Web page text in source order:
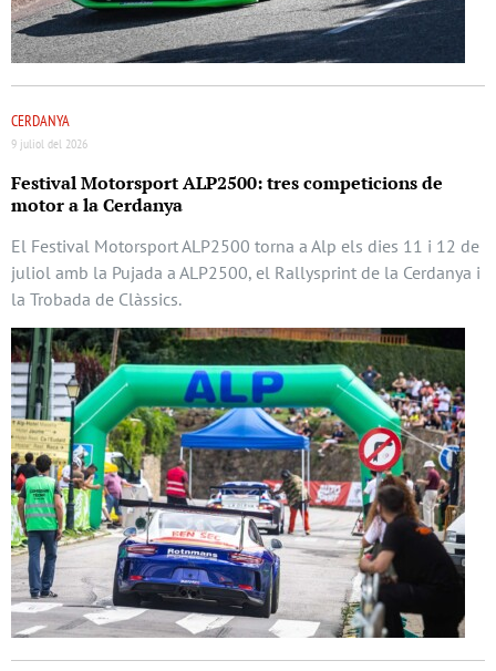
CERDANYA
9 juliol del 2026
Festival Motorsport ALP2500: tres competicions de
motor a la Cerdanya
El Festival Motorsport ALP2500 torna a Alp els dies 11 i 12 de
juliol amb la Pujada a ALP2500, el Rallysprint de la Cerdanya i
la Trobada de Clàssics.